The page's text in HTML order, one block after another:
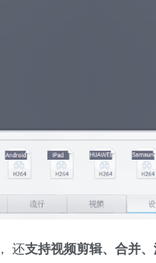
还支持视频剪辑、合并